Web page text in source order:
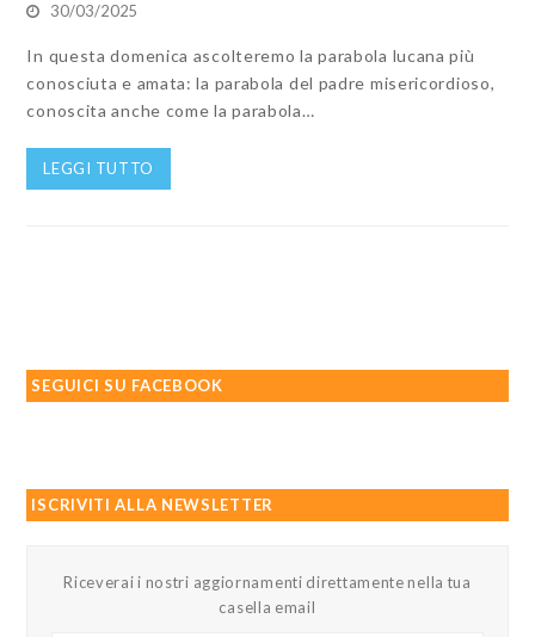
30/03/2025
In questa domenica ascolteremo la parabola lucana più
conosciuta e amata: la parabola del padre misericordioso,
conoscita anche come la parabola…
LEGGI TUTTO
SEGUICI SU FACEBOOK
ISCRIVITI ALLA NEWSLETTER
Riceverai i nostri aggiornamenti direttamente nella tua
casella email